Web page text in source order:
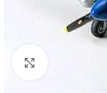
Click to